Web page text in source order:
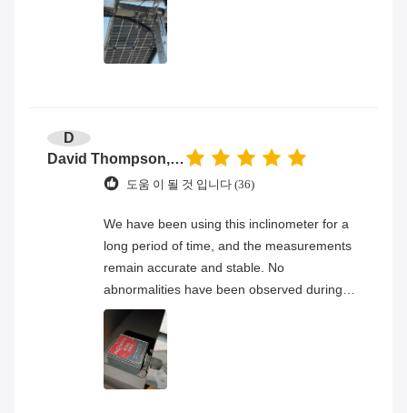
D
David Thompson, Senior Engineer
도움 이 될 것 입니다 (36)
We have been using this inclinometer for a
long period of time, and the measurements
remain accurate and stable. No
abnormalities have been observed during
continuous operation, and the overall
product quality has proven to be very
reliable.